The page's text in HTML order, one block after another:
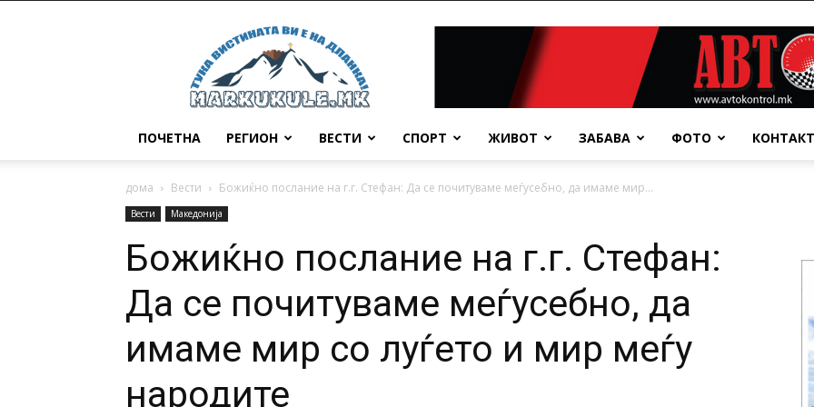
Маркукуле
ПОЧЕТНА РЕГИОН ВЕСТИ СПОРТ ЖИВОТ ЗАБАВА ФОТО КОНТАКТ
дома Вести Божиќно послание на г.г. Стефан: Да се почитуваме меѓусебно, да имаме мир...
Вести Македонија
Божиќно послание на г.г. Стефан:
Да се почитуваме меѓусебно, да
имаме мир со луѓето и мир меѓу
народите